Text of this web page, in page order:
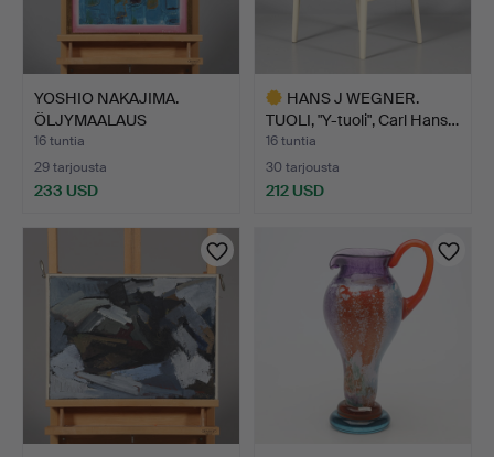
YOSHIO NAKAJIMA.
ÖLJYMAALAUS
KANKAALLE, si…
16 tuntia
29 tarjousta
233 USD
HANS J WEGNER.
TUOLI, "Y-tuoli", Carl Hans…
16 tuntia
30 tarjousta
212 USD